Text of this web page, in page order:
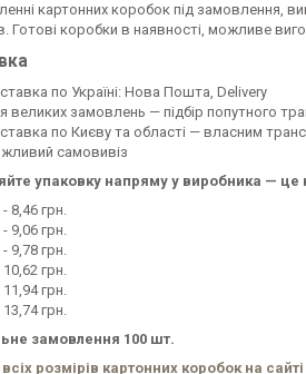
картонних коробок під замовлення,
Готові коробки в наявності, можливе
по Україні: Нова Пошта, Delivery
великих замовлень — підбір попутного
по Києву та області — власним
самовивіз
упаковку напряму у виробника — це
8,46 грн.
9,06 грн.
9,78 грн.
грн.
грн.
грн.
замовлення 100 шт.
розмірів картонних коробок на сайті